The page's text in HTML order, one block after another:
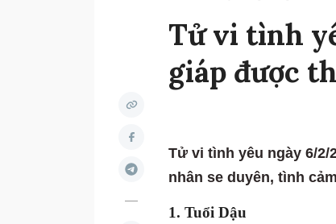
Tử vi tình
giáp được
Tử vi tình yêu ngày 6/
nhân se duyên, tình
1. Tuổi Dậu